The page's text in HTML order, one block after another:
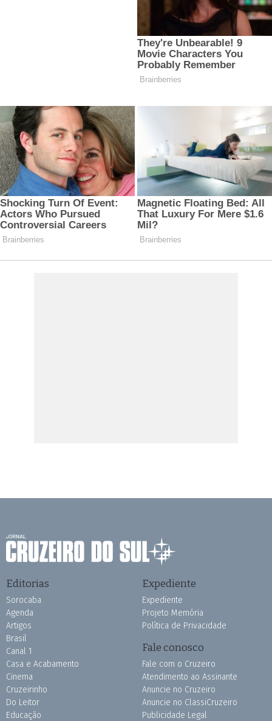
Editorias
Sorocaba
Agenda
Artigos
Brasil
Canal 1
Casa e Acabamento
Cinema
Cruzeirinho
Do Leitor
Educação
Expediente
Expediente
Projeto Memória
Política de Privacidade
Fale conosco
Fale com o Cruzeiro
Atendimento ao Assinante
Anuncie no Cruzeiro
Anuncie no ClassiCruzeiro
Publicidade Legal